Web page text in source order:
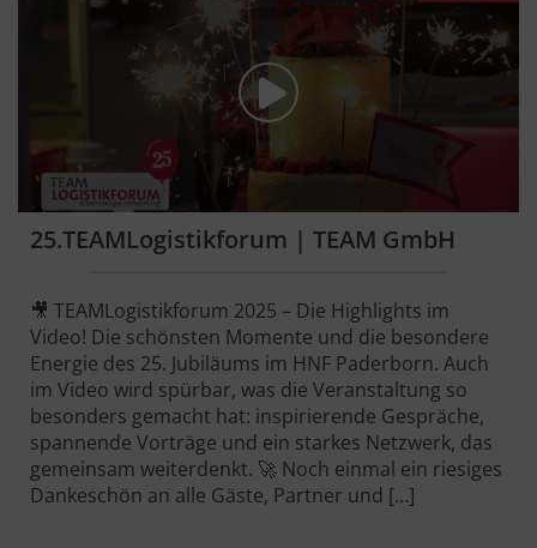
25.TEAMLogistikforum | TEAM GmbH
🎥 TEAMLogistikforum 2025 – Die Highlights im
Video! Die schönsten Momente und die besondere
Energie des 25. Jubiläums im HNF Paderborn. Auch
im Video wird spürbar, was die Veranstaltung so
besonders gemacht hat: inspirierende Gespräche,
spannende Vorträge und ein starkes Netzwerk, das
gemeinsam weiterdenkt. 🚀 Noch einmal ein riesiges
Dankeschön an alle Gäste, Partner und […]